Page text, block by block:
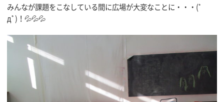
みんなが課題をこなしている間に広場が大変なことに・・・(ﾟ
дﾟ)！💦💦💦